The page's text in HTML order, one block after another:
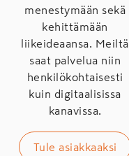
menestymään sekä
kehittämään
liikeideaansa. Meiltä
saat palvelua niin
henkilökohtaisesti
kuin digitaalisissa
kanavissa.
Tule asiakkaaksi